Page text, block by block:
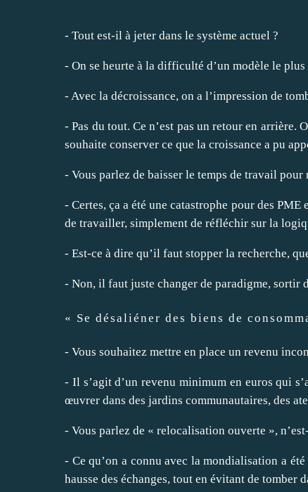
- Tout est-il à jeter dans le système actuel ?
- On se heurte à la difficulté d’un modèle le
- Avec la décroissance, on a l’impression de
- Pas du tout. Ce n’est pas un retour en
souhaite conserver ce que la croissance a pu
- Vous parlez de baisser le temps de travail
- Certes, ça a été une catastrophe pour des
de travailler, simplement de réfléchir sur la
- Est-ce à dire qu’il faut stopper la recherche,
- Non, il faut juste changer de paradigme, sortir
« Se désaliéner des biens de
- Vous souhaitez mettre en place un revenu
- Il s’agit d’un revenu minimum en euros qui
œuvrer dans des jardins communautaires, des
- Vous parlez de « relocalisation ouverte »,
- Ce qu’on a connu avec la mondialisation a
hausse des échanges, tout en évitant de tomber